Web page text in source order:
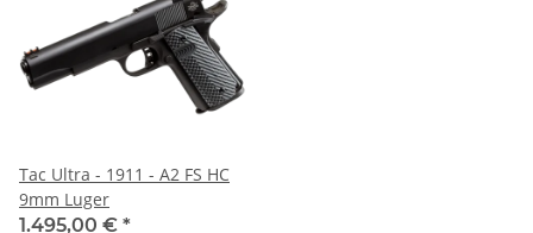
Tac Ultra - 1911 - A2 FS HC
9mm Luger
1.495,00 € *